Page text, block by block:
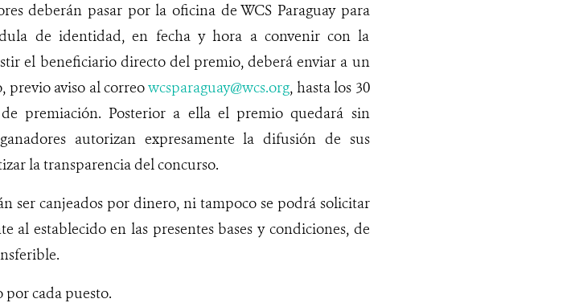
deberán pasar por la oficina de WCS Paraguay para
de identidad, en fecha y hora a convenir con la
el beneficiario directo del premio, deberá enviar a un
previo aviso al correowcsparaguay@wcs.org, hasta los 30
premiación. Posterior a ella el premio quedará sin
autorizan expresamente la difusión de sus
la transparencia del concurso.
ser canjeados por dinero, ni tampoco se podrá solicitar
establecido en las presentes bases y condiciones, de
por cada puesto.